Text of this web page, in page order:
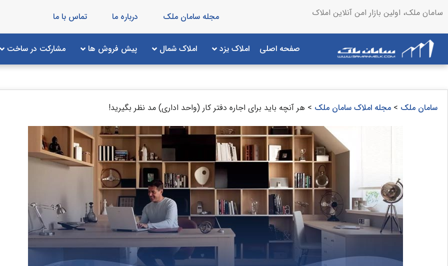
سامان ملک، اولین بازار امن آنلاین املاک مجله سامان ملک درباره ما تماس با ما
صفحه اصلی املاک یزد املاک شمال پیش فروش ها مشارکت در ساخت
سامان ملک > مجله املاک سامان ملک > هر آنچه باید برای اجاره دفتر کار (واحد اداری) مد نظر بگیرید!